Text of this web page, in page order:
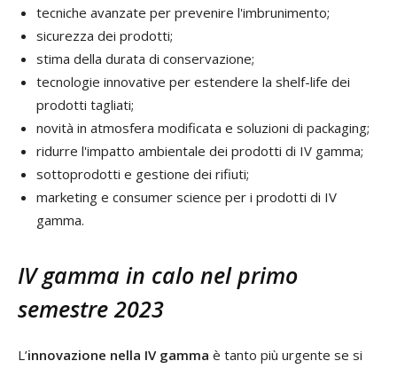
tecniche avanzate per prevenire l'imbrunimento;
sicurezza dei prodotti;
stima della durata di conservazione;
tecnologie innovative per estendere la shelf-life dei
prodotti tagliati;
novità in atmosfera modificata e soluzioni di packaging;
ridurre l'impatto ambientale dei prodotti di IV gamma;
sottoprodotti e gestione dei rifiuti;
marketing e consumer science per i prodotti di IV
gamma.
IV gamma in calo nel primo
semestre 2023
L’innovazione nella IV gamma è tanto più urgente se si